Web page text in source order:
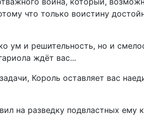
что только воистину
ум и решительность, но и
ждёт вас...
Король оставляет вас
на разведку подвластных